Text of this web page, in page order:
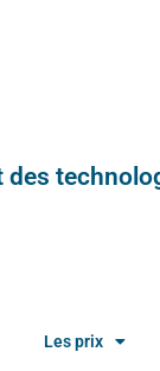
Les prix